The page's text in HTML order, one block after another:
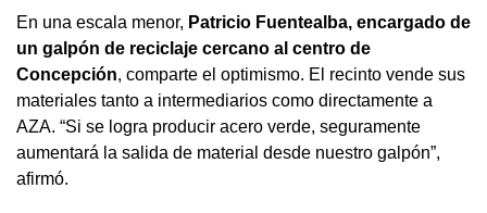
En una escala menor, Patricio Fuentealba, encargado de
un galpón de reciclaje cercano al centro de
Concepción, comparte el optimismo. El recinto vende sus
materiales tanto a intermediarios como directamente a
AZA. “Si se logra producir acero verde, seguramente
aumentará la salida de material desde nuestro galpón”,
afirmó.